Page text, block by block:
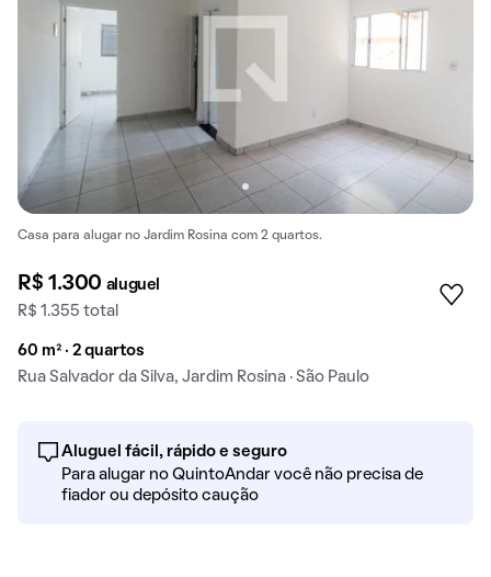
Casa para alugar no Jardim Rosina com 2 quartos.
R$ 1.300 aluguel
R$ 1.355 total
60 m² · 2 quartos
Rua Salvador da Silva, Jardim Rosina · São Paulo
Aluguel fácil, rápido e seguro
Para alugar no QuintoAndar você não precisa de
fiador ou depósito caução